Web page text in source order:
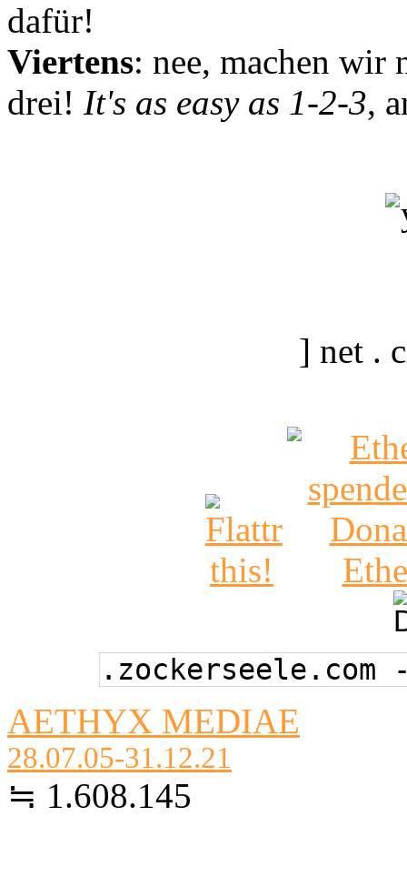
dafür!
Viertens: nee, machen wir
drei! It's as easy as 1-2-3,
] net .
AETHYX MEDIAE
28.07.05-31.12.21
≒ 1.608.145